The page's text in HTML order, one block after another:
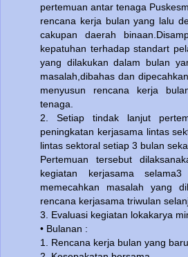
pertemuan antar tenaga
rencana kerja bulan yang lalu
cakupan daerah
kepatuhan terhadap standart
yang dilakukan dalam bulan
masalah,dibahas dan
menyusun rencana kerja
tenaga.
2. Setiap tindak lanjut
peningkatan kerjasama lintas
lintas sektoral setiap 3 bulan
Pertemuan tersebut
kegiatan kerjasama
memecahkan masalah yang
rencana kerjasama triwulan
3. Evaluasi kegiatan lokakarya
• Bulanan :
1. Rencana kerja bulan yang baru